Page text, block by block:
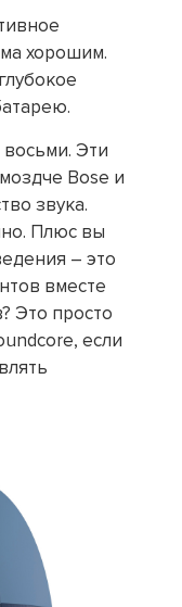
хорошим.
восьми. Эти
Bose и
звука.
Плюс вы
– это
вместе
Это просто
если